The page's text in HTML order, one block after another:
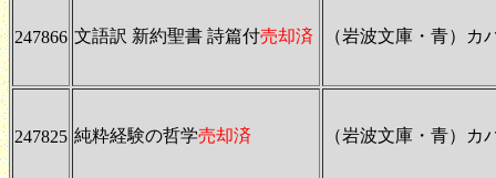
247866 文語訳 新約聖書 詩篇付売却済 （岩波文庫・青）カ
247825 純粋経験の哲学売却済 （岩波文庫・青）カ